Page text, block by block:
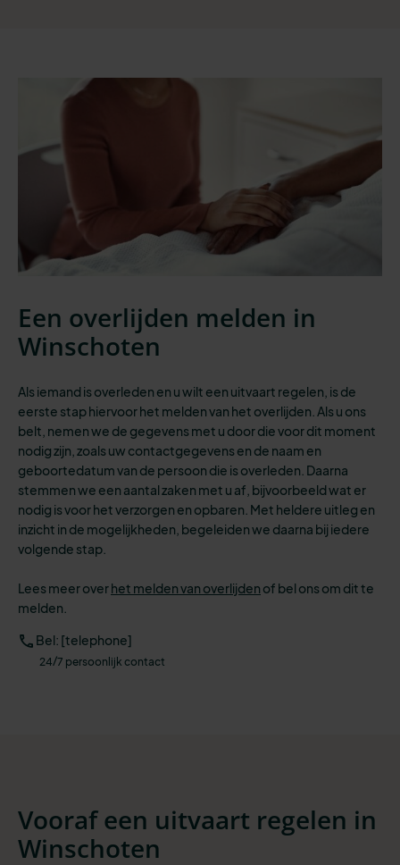
Een overlijden melden in
Winschoten
Als iemand is overleden en u wilt een uitvaart regelen, is de
eerste staphiervoor het melden van het overlijden. Als u ons
belt, nemen we de gegevens met u door die voor dit moment
nodig zijn, zoals uw contactgegevens en de naam en
geboortedatum van de persoon die is overleden. Daarna
stemmen we een aantal zaken met u af, bijvoorbeeld wat er
nodig is voor het verzorgen en opbaren. Met heldere uitleg en
inzicht in de mogelijkheden, begeleiden we daarna bij iedere
volgende stap.
Lees meer overhet melden van overlijden of bel ons om dit te
melden.
Bel: [telephone]
24/7 persoonlijk contact
Vooraf een uitvaart regelen in
Winschoten